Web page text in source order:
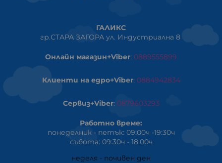
ГАЛИКС
гр.СТАРА ЗАГОРА ул. Индустриална 8
Онлайн магазин+Viber: 0889555899
Клиенти на едро+Viber: 0884942834
Сервиз+Viber: 0879603293
Работно време:
понеделник - петък: 09:00ч -19:30ч
събота: 09:30ч - 18:00ч
неделя - почивен ден